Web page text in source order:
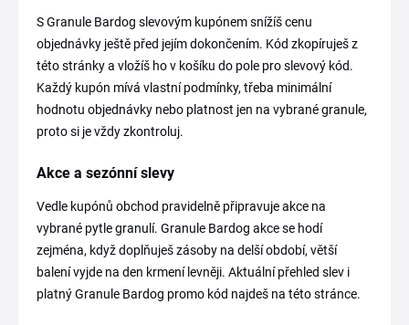
S Granule Bardog slevovým kupónem snížíš cenu
objednávky ještě před jejím dokončením. Kód zkopíruješ z
této stránky a vložíš ho v košíku do pole pro slevový kód.
Každý kupón mívá vlastní podmínky, třeba minimální
hodnotu objednávky nebo platnost jen na vybrané granule,
proto si je vždy zkontroluj.
Akce a sezónní slevy
Vedle kupónů obchod pravidelně připravuje akce na
vybrané pytle granulí. Granule Bardog akce se hodí
zejména, když doplňuješ zásoby na delší období, větší
balení vyjde na den krmení levněji. Aktuální přehled slev i
platný Granule Bardog promo kód najdeš na této stránce.